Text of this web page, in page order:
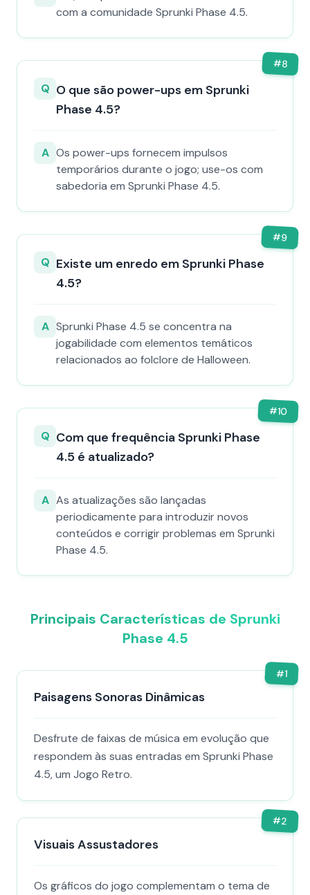
com a comunidade Sprunki Phase 4.5.
#8
Q O que são power-ups em Sprunki
Phase 4.5?
A Os power-ups fornecem impulsos
temporários durante o jogo; use-os com
sabedoria em Sprunki Phase 4.5.
#9
Q Existe um enredo em Sprunki Phase
4.5?
A Sprunki Phase 4.5 se concentra na
jogabilidade com elementos temáticos
relacionados ao folclore de Halloween.
#10
Q Com que frequência Sprunki Phase
4.5 é atualizado?
A As atualizações são lançadas
periodicamente para introduzir novos
conteúdos e corrigir problemas em Sprunki
Phase 4.5.
Principais Características de Sprunki
Phase 4.5
#1
Paisagens Sonoras Dinâmicas
Desfrute de faixas de música em evolução que
respondem às suas entradas em Sprunki Phase
4.5, um Jogo Retro.
#2
Visuais Assustadores
Os gráficos do jogo complementam o tema de